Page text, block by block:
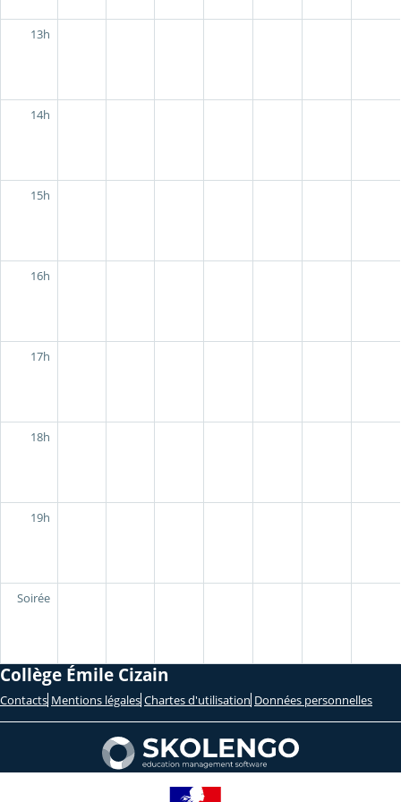
13h
14h
15h
16h
17h
18h
19h
Soirée
Collège Émile Cizain
Contacts Mentions légales Chartes d'utilisation Données personnelles